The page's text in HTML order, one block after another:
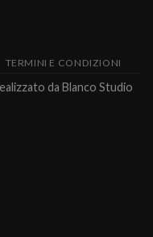
TERMINI E CONDIZIONI
da Blanco Studio